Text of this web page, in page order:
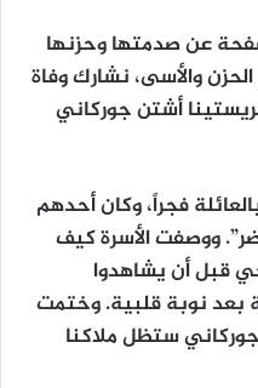
عن صدمتها وحزنها
والأسى، نشارك وفاة
أشتن جوركاني
فجراً، وكان أحدهم
ووصفت الأسرة كيف
قبل أن يشاهدوا
بعد نوبة قلبية. وختمت
جوركاني ستظل ملاكنا